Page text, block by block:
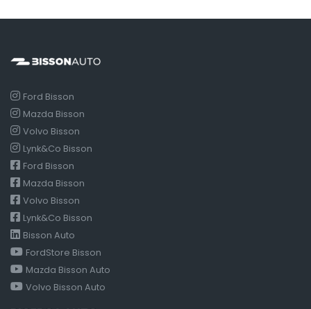
Ford Bisson
Mazda Bisson
Volvo Bisson
Lynk&Co Bisson
Ford Bisson
Mazda Bisson
Volvo Bisson
Lynk&Co Bisson
Bisson Auto
FordStore Bisson
Mazda Bisson Auto
Volvo Bisson Auto